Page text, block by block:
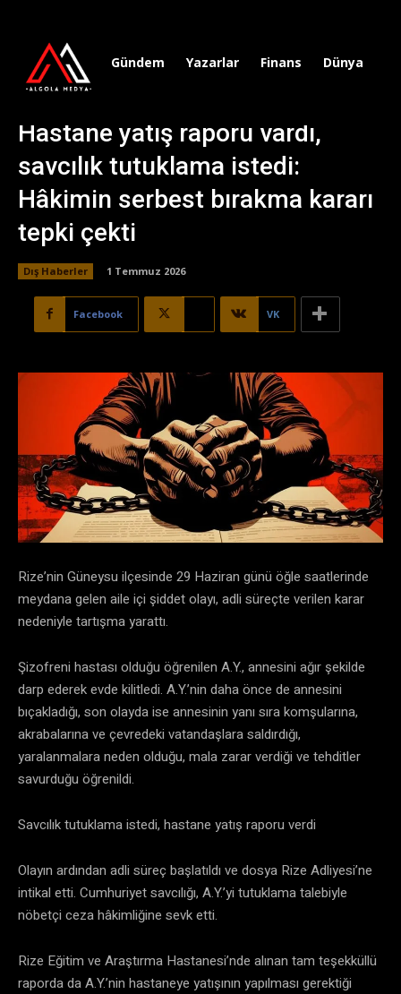
Gündem Yazarlar Finans Dünya
Hastane yatış raporu vardı,
savcılık tutuklama istedi:
Hâkimin serbest bırakma kararı
tepki çekti
Dış Haberler 1 Temmuz 2026
Facebook VK
Rize’nin Güneysu ilçesinde 29 Haziran günü öğle saatlerinde
meydana gelen aile içi şiddet olayı, adli süreçte verilen karar
nedeniyle tartışma yarattı.
Şizofreni hastası olduğu öğrenilen A.Y., annesini ağır şekilde
darp ederek evde kilitledi. A.Y.’nin daha önce de annesini
bıçakladığı, son olayda ise annesinin yanı sıra komşularına,
akrabalarına ve çevredeki vatandaşlara saldırdığı,
yaralanmalara neden olduğu, mala zarar verdiği ve tehditler
savurduğu öğrenildi.
Savcılık tutuklama istedi, hastane yatış raporu verdi
Olayın ardından adli süreç başlatıldı ve dosya Rize Adliyesi’ne
intikal etti. Cumhuriyet savcılığı, A.Y.’yi tutuklama talebiyle
nöbetçi ceza hâkimliğine sevk etti.
Rize Eğitim ve Araştırma Hastanesi’nde alınan tam teşekküllü
raporda da A.Y.’nin hastaneye yatışının yapılması gerektiği